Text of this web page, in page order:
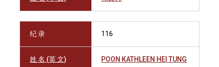
纪 录 116
姓 名 (英 文) POON KATHLEEN HEI TUNG